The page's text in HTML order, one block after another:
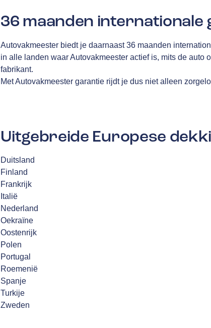
36 maanden internationale
Autovakmeester biedt je daarnaast 36 maanden
in alle landen waar Autovakmeester actief is, mits de auto
fabrikant.
Met Autovakmeester garantie rijdt je dus niet alleen
Uitgebreide Europese
Duitsland
Finland
Frankrijk
Italië
Nederland
Oekraïne
Oostenrijk
Polen
Portugal
Roemenië
Spanje
Turkije
Zweden